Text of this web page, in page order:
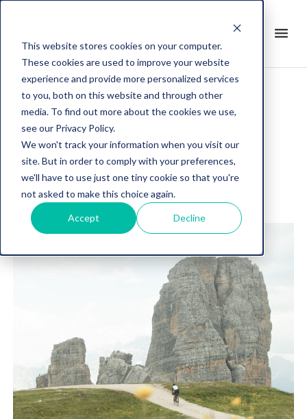
This website stores cookies on your computer.
These cookies are used to improve your website
experience and provide more personalized services
to you, both on this website and through other
media. To find out more about the cookies we use,
see our Privacy Policy.
We won't track your information when you visit our
site. But in order to comply with your preferences,
we'll have to use just one tiny cookie so that you're
not asked to make this choice again.
Accept Decline
menu
search
JAROON